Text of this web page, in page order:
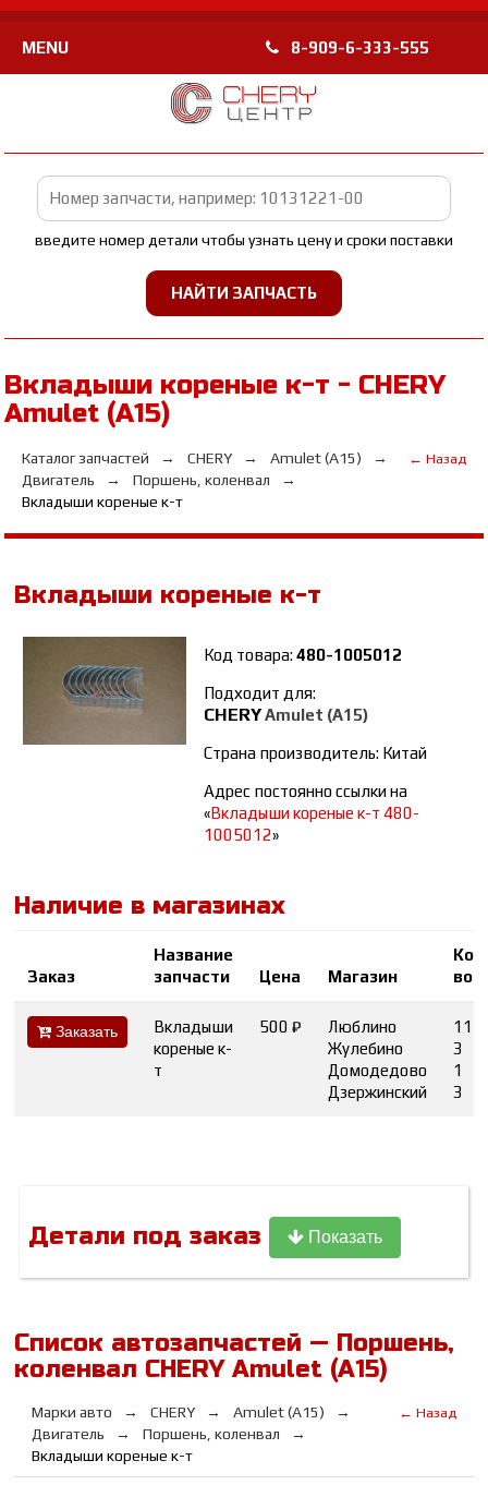
MENU 8-909-6-333-555
введите номер детали чтобы узнать цену и сроки поставки
Вкладыши кореные к-т - CHERY
Amulet (A15)
Каталог запчастей CHERY
Amulet (A15)
Двигатель
Поршень, коленвал
Вкладыши кореные к-т
← Назад
Вкладыши кореные к-т
Код товара:480-1005012
Подходит для:
CHERYAmulet (A15)
Страна производитель: Китай
Адрес постоянно ссылки на
«Вкладыши кореные к-т 480-
1005012»
Наличие в магазинах
Заказ
Название
запчасти
Цена Магазин
во
Заказать
Вкладыши
кореные к-
т
500 ₽
Люблино
Жулебино
Домодедово
Дзержинский
11
3
1
3
Детали под заказ Показать
Список автозапчастей — Поршень,
коленвал CHERY Amulet (A15)
Марки авто CHERY
Amulet (A15)
Двигатель
Поршень, коленвал
Вкладыши кореные к-т
← Назад